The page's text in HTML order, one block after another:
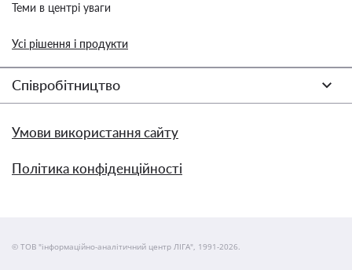
Теми в центрі уваги
Усі рішення і продукти
Співробітництво
Умови використання сайту
Політика конфіденційності
© ТОВ "інформаційно-аналітичний центр ЛІГА", 1991-2026.